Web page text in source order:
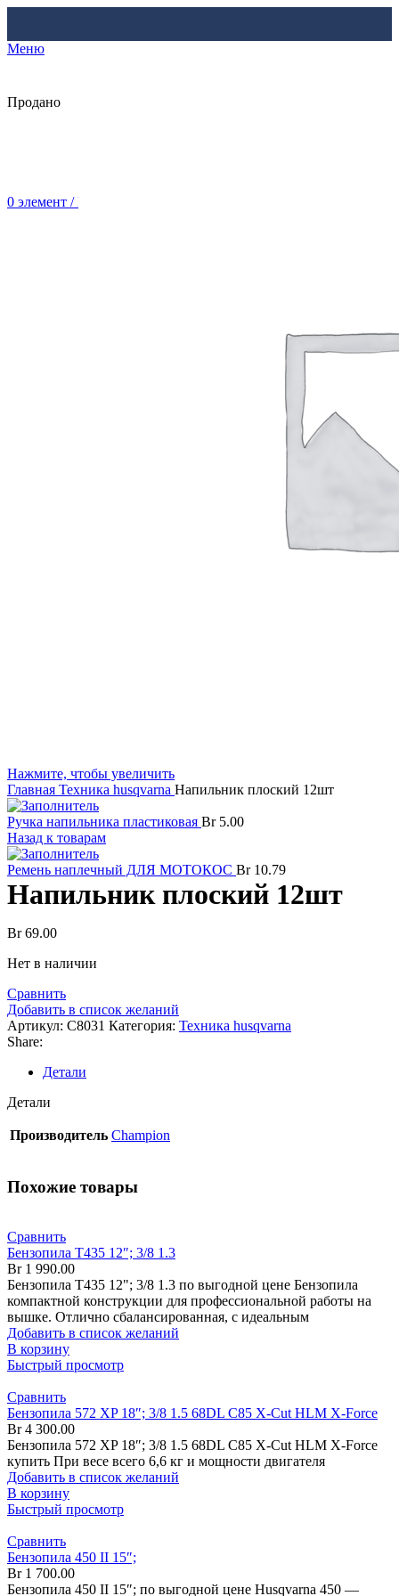
Меню
0 элемент / Br
Продано
Нажмите, чтобы увеличить
Главная Техника husqvarna Напильник плоский 12шт
Ручка напильника пластиковая Br5.00
Назад к товарам
Ремень наплечный ДЛЯ МОТОКОС Br10.79
Напильник плоский 12шт
Br69.00
Нет в наличии
Сравнить
Добавить в список желаний
Артикул: C8031 Категория: Техника husqvarna
Share:
Детали
Детали
Производитель Champion
Похожие товары
Сравнить
Бензопила T435 12″; 3/8 1.3
Br1 990.00
Бензопила T435 12"; 3/8 1.3 по выгодной цене Бензопила
компактной конструкции для профессиональной работы на
вышке. Отлично сбалансированная, с идеальным
Добавить в список желаний
В корзину
Быстрый просмотр
Сравнить
Бензопила 572 XP 18″; 3/8 1.5 68DL C85 X-Cut HLM X-Force
Br4 300.00
Бензопила 572 XP 18″; 3/8 1.5 68DL C85 X-Cut HLM X-Force
купить При весе всего 6,6 кг и мощности двигателя
Добавить в список желаний
В корзину
Быстрый просмотр
Сравнить
Бензопила 450 II 15″;
Br1 700.00
Бензопила 450 II 15″; по выгодной цене Husqvarna 450 —